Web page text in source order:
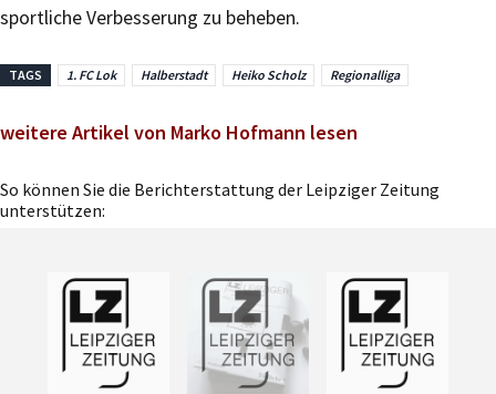
sportliche Verbesserung zu beheben.
TAGS 1. FC Lok Halberstadt Heiko Scholz Regionalliga
weitere Artikel von Marko Hofmann lesen
So können Sie die Berichterstattung der Leipziger Zeitung
unterstützen: